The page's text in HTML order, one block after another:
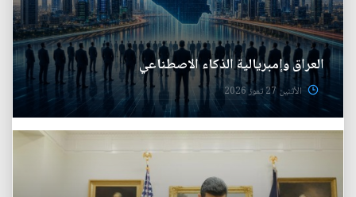
العراق وإمبريالية الذكاء الاصطناعي
الأثنين 27 تموز 2026